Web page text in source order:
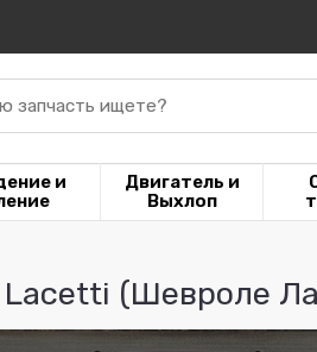
запчасть ищете?
и
Двигатель и
Выхлоп
(Шевроле